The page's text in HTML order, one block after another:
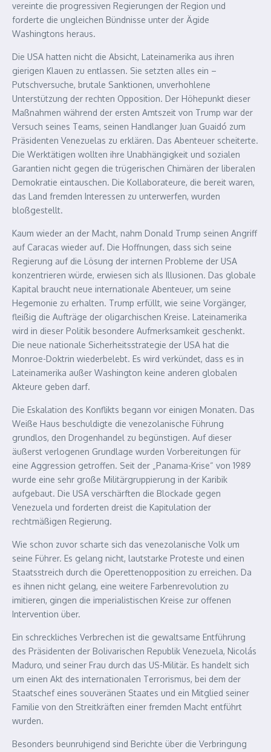
vereinte die progressiven Regierungen der Region und
forderte die ungleichen Bündnisse unter der Ägide
Washingtons heraus.
Die USA hatten nicht die Absicht, Lateinamerika aus ihren
gierigen Klauen zu entlassen. Sie setzten alles ein –
Putschversuche, brutale Sanktionen, unverhohlene
Unterstützung der rechten Opposition. Der Höhepunkt dieser
Maßnahmen während der ersten Amtszeit von Trump war der
Versuch seines Teams, seinen Handlanger Juan Guaidó zum
Präsidenten Venezuelas zu erklären. Das Abenteuer scheiterte.
Die Werktätigen wollten ihre Unabhängigkeit und sozialen
Garantien nicht gegen die trügerischen Chimären der liberalen
Demokratie eintauschen. Die Kollaborateure, die bereit waren,
das Land fremden Interessen zu unterwerfen, wurden
bloßgestellt.
Kaum wieder an der Macht, nahm Donald Trump seinen Angriff
auf Caracas wieder auf. Die Hoffnungen, dass sich seine
Regierung auf die Lösung der internen Probleme der USA
konzentrieren würde, erwiesen sich als Illusionen. Das globale
Kapital braucht neue internationale Abenteuer, um seine
Hegemonie zu erhalten. Trump erfüllt, wie seine Vorgänger,
fleißig die Aufträge der oligarchischen Kreise. Lateinamerika
wird in dieser Politik besondere Aufmerksamkeit geschenkt.
Die neue nationale Sicherheitsstrategie der USA hat die
Monroe-Doktrin wiederbelebt. Es wird verkündet, dass es in
Lateinamerika außer Washington keine anderen globalen
Akteure geben darf.
Die Eskalation des Konflikts begann vor einigen Monaten. Das
Weiße Haus beschuldigte die venezolanische Führung
grundlos, den Drogenhandel zu begünstigen. Auf dieser
äußerst verlogenen Grundlage wurden Vorbereitungen für
eine Aggression getroffen. Seit der „Panama-Krise“ von 1989
wurde eine sehr große Militärgruppierung in der Karibik
aufgebaut. Die USA verschärften die Blockade gegen
Venezuela und forderten dreist die Kapitulation der
rechtmäßigen Regierung.
Wie schon zuvor scharte sich das venezolanische Volk um
seine Führer. Es gelang nicht, lautstarke Proteste und einen
Staatsstreich durch die Operettenopposition zu erreichen. Da
es ihnen nicht gelang, eine weitere Farbenrevolution zu
imitieren, gingen die imperialistischen Kreise zur offenen
Intervention über.
Ein schreckliches Verbrechen ist die gewaltsame Entführung
des Präsidenten der Bolivarischen Republik Venezuela, Nicolás
Maduro, und seiner Frau durch das US-Militär. Es handelt sich
um einen Akt des internationalen Terrorismus, bei dem der
Staatschef eines souveränen Staates und ein Mitglied seiner
Familie von den Streitkräften einer fremden Macht entführt
wurden.
Besonders beunruhigend sind Berichte über die Verbringung